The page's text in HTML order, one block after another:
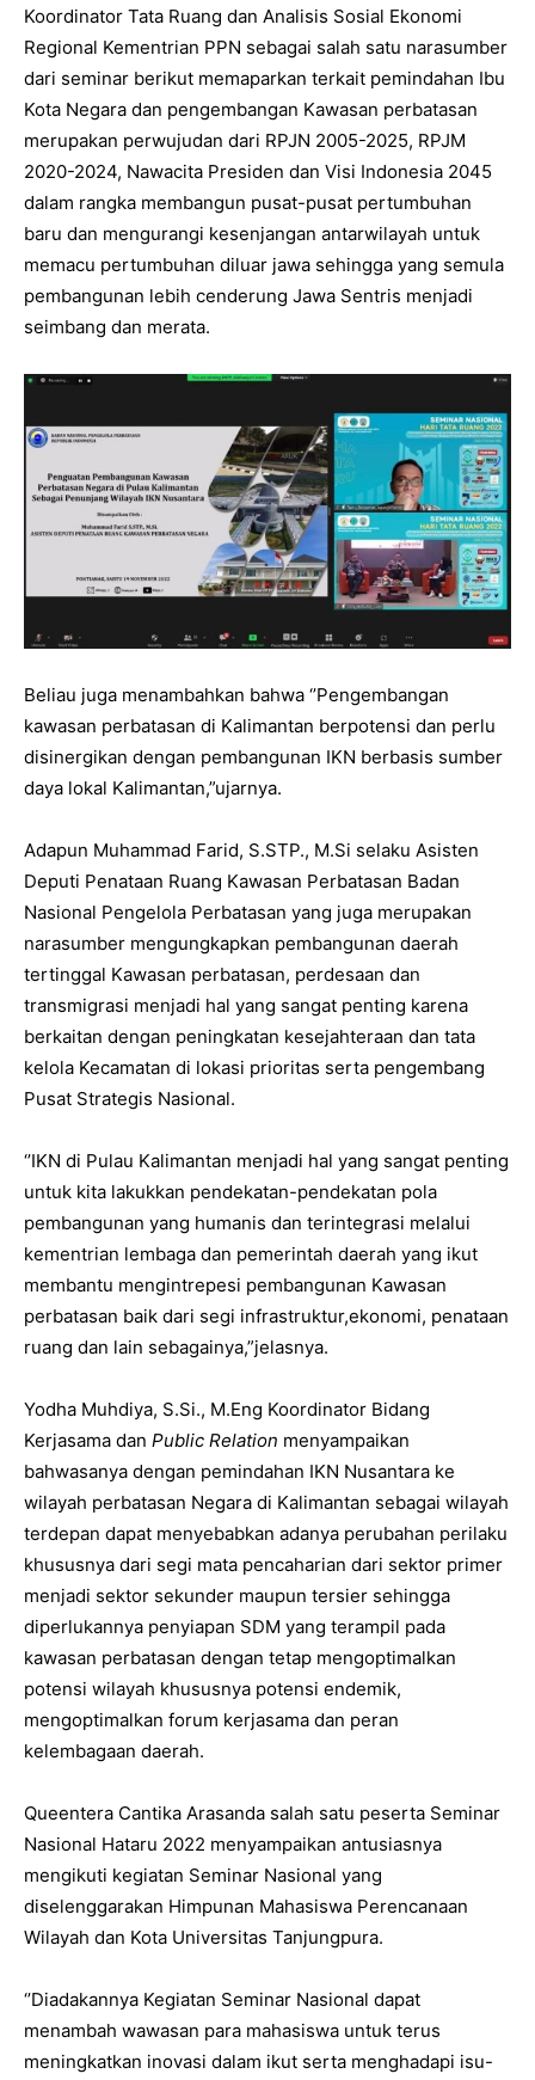
Koordinator Tata Ruang dan Analisis Sosial Ekonomi
Regional Kementrian PPN sebagai salah satu narasumber
dari seminar berikut memaparkan terkait pemindahan Ibu
Kota Negara dan pengembangan Kawasan perbatasan
merupakan perwujudan dari RPJN 2005-2025, RPJM
2020-2024, Nawacita Presiden dan Visi Indonesia 2045
dalam rangka membangun pusat-pusat pertumbuhan
baru dan mengurangi kesenjangan antarwilayah untuk
memacu pertumbuhan diluar jawa sehingga yang semula
pembangunan lebih cenderung Jawa Sentris menjadi
seimbang dan merata.
Beliau juga menambahkan bahwa ‘’Pengembangan
kawasan perbatasan di Kalimantan berpotensi dan perlu
disinergikan dengan pembangunan IKN berbasis sumber
daya lokal Kalimantan,”ujarnya.
Adapun Muhammad Farid, S.STP., M.Si selaku Asisten
Deputi Penataan Ruang Kawasan Perbatasan Badan
Nasional Pengelola Perbatasan yang juga merupakan
narasumber mengungkapkan pembangunan daerah
tertinggal Kawasan perbatasan, perdesaan dan
transmigrasi menjadi hal yang sangat penting karena
berkaitan dengan peningkatan kesejahteraan dan tata
kelola Kecamatan di lokasi prioritas serta pengembang
Pusat Strategis Nasional.
‘’IKN di Pulau Kalimantan menjadi hal yang sangat penting
untuk kita lakukkan pendekatan-pendekatan pola
pembangunan yang humanis dan terintegrasi melalui
kementrian lembaga dan pemerintah daerah yang ikut
membantu mengintrepesi pembangunan Kawasan
perbatasan baik dari segi infrastruktur,ekonomi, penataan
ruang dan lain sebagainya,”jelasnya.
Yodha Muhdiya, S.Si., M.Eng Koordinator Bidang
Kerjasama dan Public Relation menyampaikan
bahwasanya dengan pemindahan IKN Nusantara ke
wilayah perbatasan Negara di Kalimantan sebagai wilayah
terdepan dapat menyebabkan adanya perubahan perilaku
khususnya dari segi mata pencaharian dari sektor primer
menjadi sektor sekunder maupun tersier sehingga
diperlukannya penyiapan SDM yang terampil pada
kawasan perbatasan dengan tetap mengoptimalkan
potensi wilayah khususnya potensi endemik,
mengoptimalkan forum kerjasama dan peran
kelembagaan daerah.
Queentera Cantika Arasanda salah satu peserta Seminar
Nasional Hataru 2022 menyampaikan antusiasnya
mengikuti kegiatan Seminar Nasional yang
diselenggarakan Himpunan Mahasiswa Perencanaan
Wilayah dan Kota Universitas Tanjungpura.
‘’Diadakannya Kegiatan Seminar Nasional dapat
menambah wawasan para mahasiswa untuk terus
meningkatkan inovasi dalam ikut serta menghadapi isu-